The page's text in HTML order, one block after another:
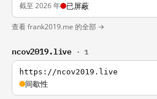
截至 2026 年 已屏蔽
查看 frank2019.me 的全部 →
ncov2019.live · 1
https://ncov2019.live
间歇性